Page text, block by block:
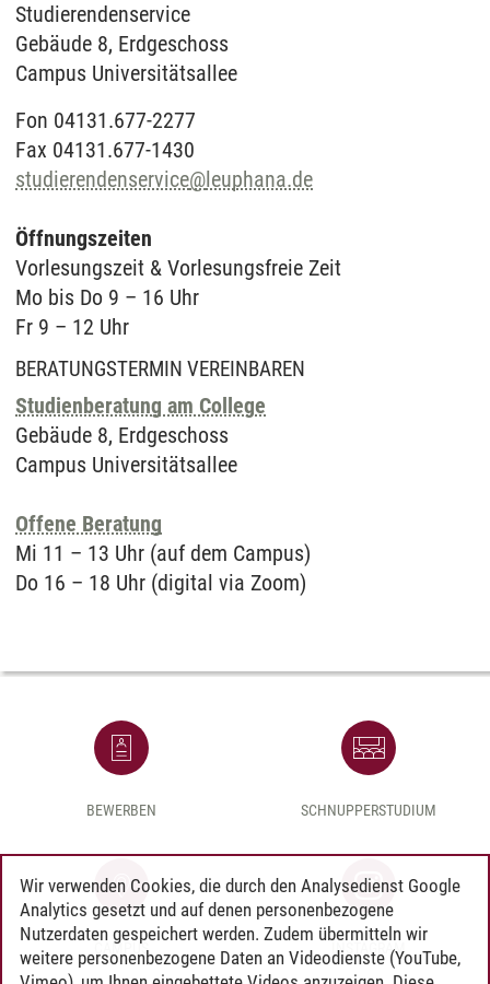
Datenschutzerklärung
Studierendenservice
Gebäude 8, Erdgeschoss
Campus Universitätsallee
Fon 04131.677-2277
Fax 04131.677-1430
studierendenservice@leuphana.de
Öffnungszeiten
Vorlesungszeit & Vorlesungsfreie Zeit
Mo bis Do 9 – 16 Uhr
Fr 9 – 12 Uhr
BERATUNGSTERMIN VEREINBAREN
Studienberatung am College
Gebäude 8, Erdgeschoss
Campus Universitätsallee
Offene Beratung
Mi 11 – 13 Uhr (auf dem Campus)
Do 16 – 18 Uhr (digital via Zoom)
BEWERBEN SCHNUPPERSTUDIUM
CAMPUS INSTAGRAM
Wir verwenden Cookies, die durch den Analysedienst Google
Analytics gesetzt und auf denen personenbezogene
Nutzerdaten gespeichert werden. Zudem übermitteln wir
weitere personenbezogene Daten an Videodienste (YouTube,